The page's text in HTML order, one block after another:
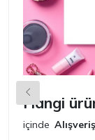
Hangi
içinde